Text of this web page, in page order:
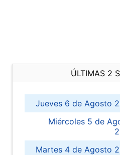
ÚLTIMAS 2
Jueves 6 de Agosto
Miércoles 5 de
Martes 4 de Agosto